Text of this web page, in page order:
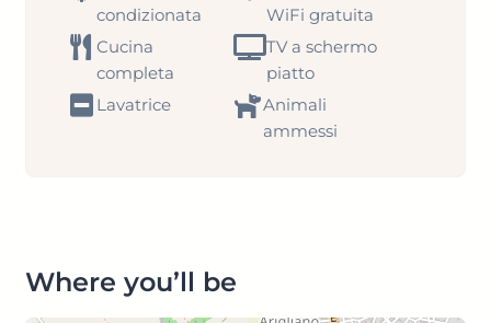
condizionata
WiFi gratuita
Cucina
completa
TV a schermo
piatto
Lavatrice
Animali
ammessi
Where you’ll be